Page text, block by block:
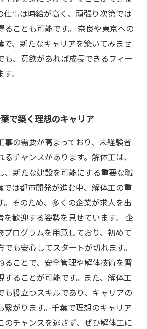
仕事は時給が高く、頑張り次第では
ることも可能です。 奈良や東京への
で、新たなキャリアを築いてみませ
も、意欲があれば成長できるフィー
。
で築く理想のキャリア
事の需要が高まっており、未経験者
チャンスがあります。解体工は、
、新たな建設を可能にする重要な職
では都市開発が進む中、解体工の重
。そのため、多くの企業が求人を出
を歓迎する姿勢を見せています。 企
プログラムを用意しており、初めて
も安心してスタートが切れます。
ることで、安全管理や解体技術を習
することが可能です。また、解体工
も役立つスキルであり、キャリアの
繋がります。千葉で理想のキャリア
のチャンスを逃さず、ぜひ解体工に